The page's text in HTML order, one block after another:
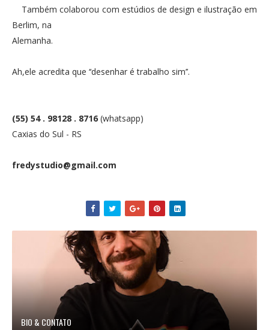
Também colaborou com estúdios de design e ilustração em
Berlim, na
Alemanha.
Ah,ele acredita que ‘‘desenhar é trabalho sim’’.
(55) 54 . 98128 . 8716 (whatsapp)
Caxias do Sul - RS
fredystudio@gmail.com
BIO & CONTATO